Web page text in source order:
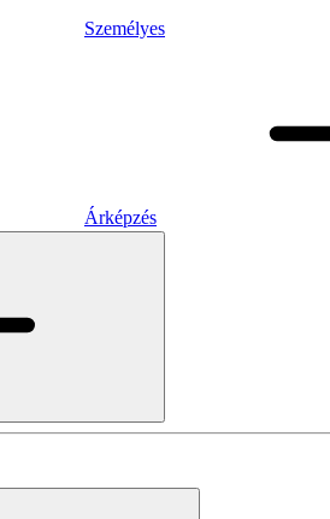
Személyes
Árképzés
Személyes